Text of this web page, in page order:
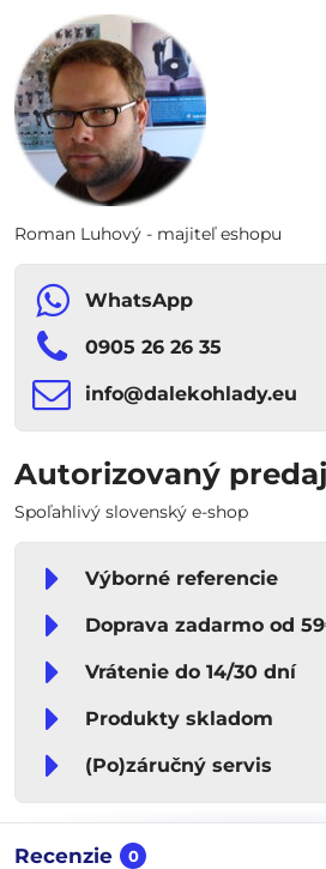
Roman Luhový - majiteľ eshopu
WhatsApp
0905 26 26 35
info​​@dalekohlady​​.eu
Autorizovaný
Spoľahlivý slovenský e-shop
Výborné referencie
Doprava zadarmo od
Vrátenie do 14/30 dní
Produkty skladom
(Po)záručný servis
Recenzie 0